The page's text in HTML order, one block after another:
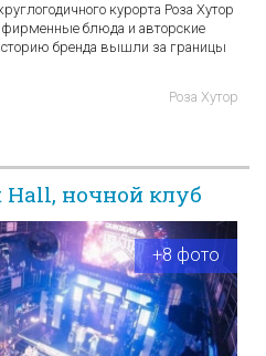
курорта Роза Хутор
блюда и авторские
бренда вышли за границы
Роза Хутор
Hall, ночной клуб
+8 фото